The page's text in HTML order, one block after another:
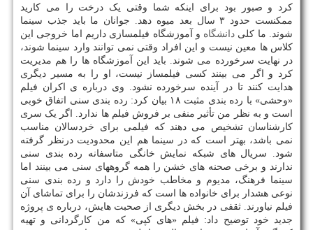
کرد و صبور بود برای اینکه شما وقتی یک درخت را می کارید
ممکنست حدود ۳ سال بعد میوه دهد. جوانان ما باید جذب سینما
شوند. ما کلی دانشگاه و آموزشگاه فیلمسازی داریم اما خروجی این
کلاس ها معین نیست و این افراد وقتی نمی توانند وارد سینما شوند،
در نهایت سرخورده می شوند. باید این آموزشگاه ها را هم مدیریت
کرد و اگر می بینند کسی فیلمساز نیست، او را به مسیر دیگری
هدایت کنند تا در آینده سرخورده نشود. وی درباره ی اکران فیلم
«وحشی» با رده بندی مثبت ۱۸ بیان کرد: رده بندی سنی اتفاق خوبی
است و به نظر من تأثیر منفی بر فروش فیلم ها ندارد. اگر یک سری
کارشناسان تشخیص می دهند که فیلمی برای خردسالان مناسب
نمی باشد، بهتر است که در سینما هم این محدودیت درنظر گرفته
شود. سریال های شبکه نمایش خانگی متاسفانه رده بندی سنی
ندارند و برخی صحنه های خشن را همه گروههای سنی می بینند اما
سینما فرهنگ، مدیوم و مخاطب خودش را دارد و رده بندی سنی
نوعی هشدار برای خانواده ها است که فرزندشان را برای تماشای آن
فیلم نیاورند. ثقفی در بخش دیگری از صحبت هایش، درباره ی پروژه
جدید خود توضیح داد: فیلم «های کپی» که من کارگردانی و تهیه